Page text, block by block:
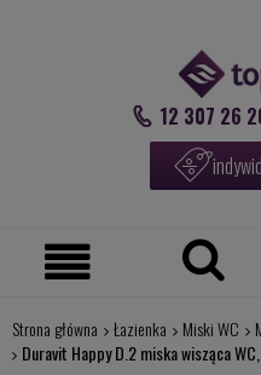
12 307 26
Strona główna Łazienka Miski WC
Duravit Happy D.2 miska wisząca